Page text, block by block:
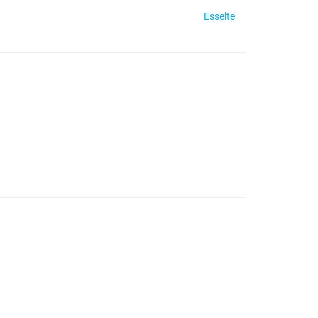
Esselte